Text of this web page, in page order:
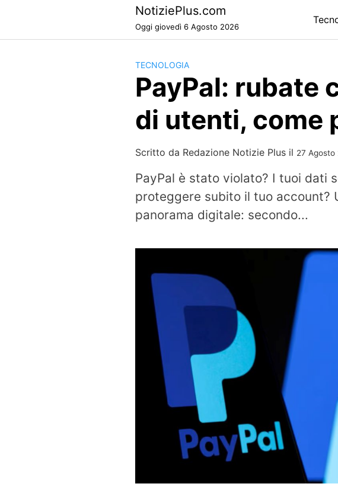
NotiziePlus.com
Oggi giovedì 6 Agosto 2026
TECNOLOGIA
PayPal: rubate
di utenti, come
Scritto da Redazione Notizie Plus il 27 Agosto
PayPal è stato violato? I tuoi dati
proteggere subito il tuo account?
panorama digitale: secondo...